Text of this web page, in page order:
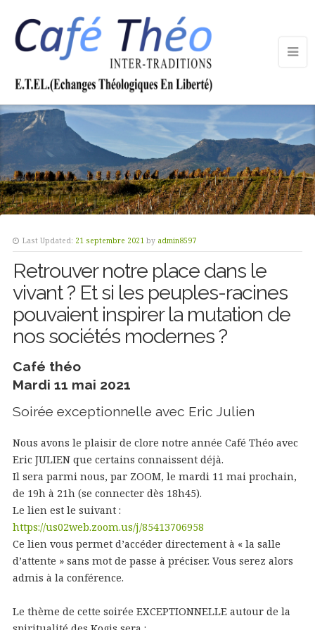
Last Updated: 21 septembre 2021 by admin8597
Retrouver notre place dans le
vivant ? Et si les peuples-racines
pouvaient inspirer la mutation de
nos sociétés modernes ?
Café théo
Mardi 11 mai 2021
Soirée exceptionnelle avec Eric Julien
Nous avons le plaisir de clore notre année Café Théo avec
Eric JULIEN que certains connaissent déjà.
Il sera parmi nous, par ZOOM, le mardi 11 mai prochain,
de 19h à 21h (se connecter dès 18h45).
Le lien est le suivant :
https://us02web.zoom.us/j/85413706958
Ce lien vous permet d’accéder directement à « la salle
d’attente » sans mot de passe à préciser. Vous serez alors
admis à la conférence.
Le thème de cette soirée EXCEPTIONNELLE autour de la